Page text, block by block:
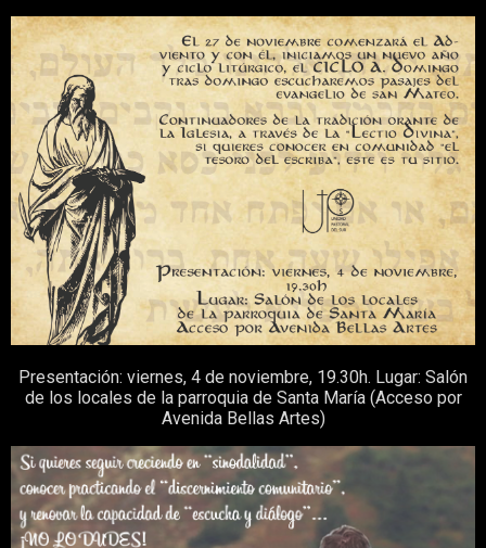
Presentación: viernes, 4 de noviembre, 19.30h. Lugar: Salón
de los locales de la parroquia de Santa María (Acceso por
Avenida Bellas Artes)